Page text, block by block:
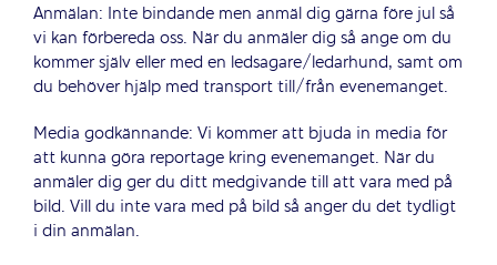
Anmälan: Inte bindande men anmäl dig gärna före jul så
vi kan förbereda oss. När du anmäler dig så ange om du
kommer själv eller med en ledsagare/ledarhund, samt om
du behöver hjälp med transport till/från evenemanget.
Media godkännande: Vi kommer att bjuda in media för
att kunna göra reportage kring evenemanget. När du
anmäler dig ger du ditt medgivande till att vara med på
bild. Vill du inte vara med på bild så anger du det tydligt
i din anmälan.